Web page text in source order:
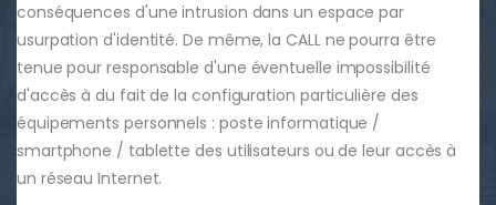
conséquences d'une intrusion dans un espace par
usurpation d'identité. De même, la CALL ne pourra être
tenue pour responsable d'une éventuelle impossibilité
d'accès à du fait de la configuration particulière des
équipements personnels : poste informatique /
smartphone / tablette des utilisateurs ou de leur accès à
un réseau Internet.